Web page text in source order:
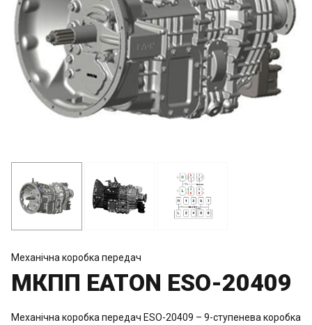
Механічна коробка передач
МКПП EATON ESO-20409
Механічна коробка передач ESO-20409 – 9-ступенева коробка